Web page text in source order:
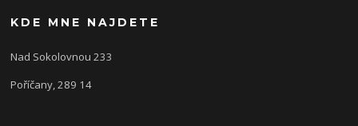
KDE MNE NAJDETE
Nad Sokolovnou 233
Poříčany, 289 14